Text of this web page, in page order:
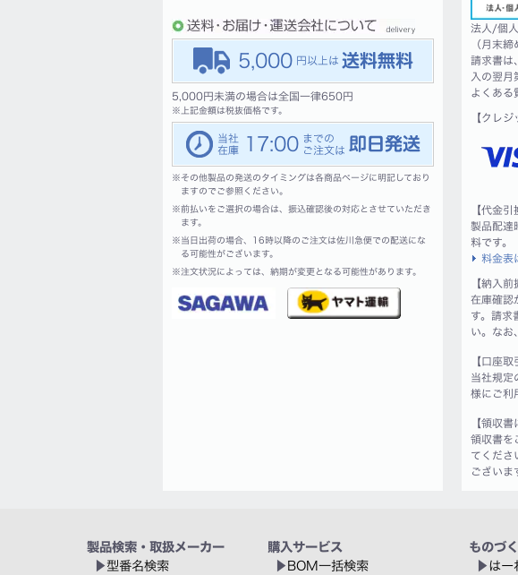
5,000
5,000円未満の場合は全国一律650円
※ 上記金額は税抜価格です。
17:00
※その他製品の発送のタイミングは各商品ページに明記しており
ますのでご参照ください。
※前払いをご選択の場合は、振込確認後の対応とさせていただき
ます。
※ 当日出荷の場合、16時以降のご注文は佐川急便での配送にな
る可能性がございます。
※注文状況によっては、納期が変更となる可能性があります。
法人/個
（月末
請求書は
入の翌月
よくある
【クレジ
【代金引
製品配達
料です。
料金表
【納入前
在庫確認
す。請求
い。なお
【口座取
当社規定
様にご利
【領収書
領収書を
てくださ
ございま
製品検索・取扱メーカー
型番名検索
購入サービス
BOM一括検索
ものづ
はー